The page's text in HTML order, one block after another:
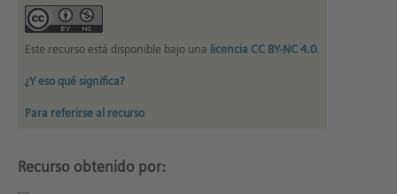
Este recurso está disponible bajo una licencia CC BY-NC 4.0.
¿Y eso qué significa?
Para referirse al recurso
Recurso obtenido por: